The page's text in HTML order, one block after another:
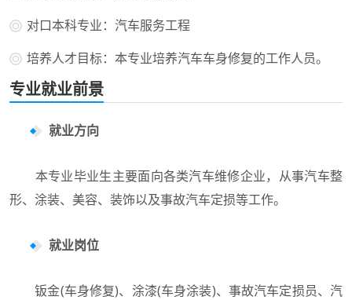
对口本科专业：汽车服务工程
培养人才目标：本专业培养汽车车身修复的工作人员。
专业就业前景
就业方向
本专业毕业生主要面向各类汽车维修企业，从事汽车整
形、涂装、美容、装饰以及事故汽车定损等工作。
就业岗位
钣金(车身修复)、涂漆(车身涂装)、事故汽车定损员、汽